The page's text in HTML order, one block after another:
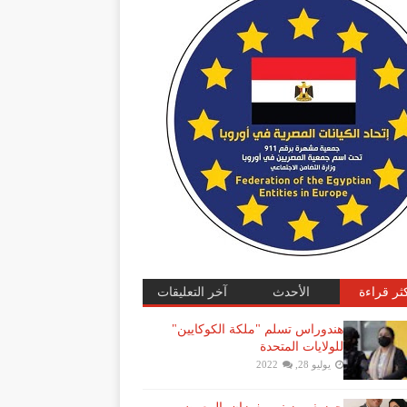
قراءة الأحدث آخر التعليقات
هندوراس تسلم "ملكة الكوكايين"
للولايات المتحدة
يوليو 28, 2022